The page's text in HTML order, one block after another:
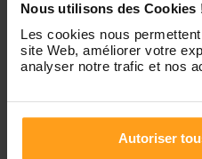
Nous utilisons des Cookies
Les cookies nous
site Web, améliorer votre
analyser notre trafic et nos
Autoriser
Vendredi